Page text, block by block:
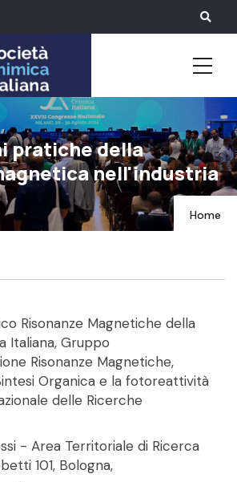
actions
pratiche della
nell'industria
Home
Risonanze Magnetiche della
Italiana, Gruppo
Risonanze Magnetiche,
Organica e la fotoreattività
delle Ricerche
- Area Territoriale di Ricerca
101, Bologna,